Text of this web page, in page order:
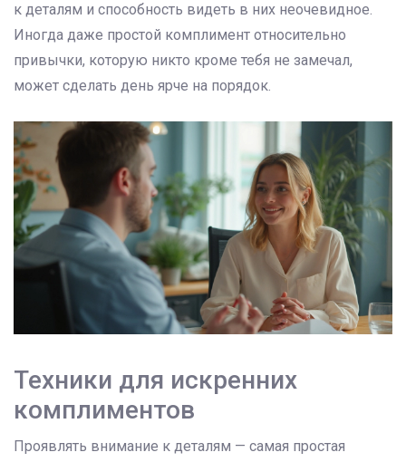
к деталям и способность видеть в них неочевидное.
Иногда даже простой комплимент относительно
привычки, которую никто кроме тебя не замечал,
может сделать день ярче на порядок.
Техники для искренних
комплиментов
Проявлять внимание к деталям — самая простая